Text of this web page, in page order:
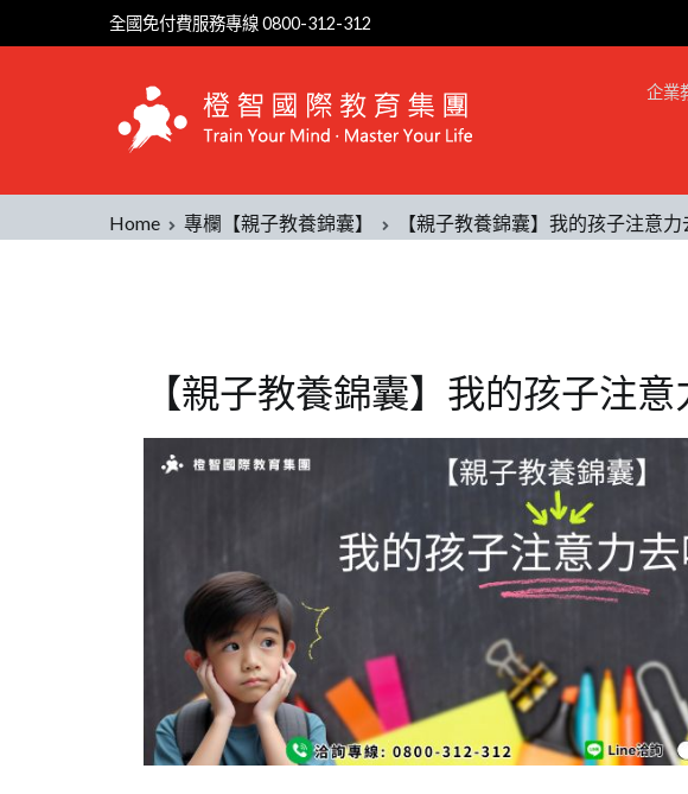
全國免付費服務專線 0800-312-312
企業
Home 專欄【親子教養錦囊】 【親子教養錦囊】我的孩子注意力
【親子教養錦囊】我的孩子注意